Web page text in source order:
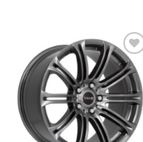
Aggiungi
alla lista
dei
desideri